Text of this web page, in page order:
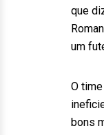
que
um
O
bons